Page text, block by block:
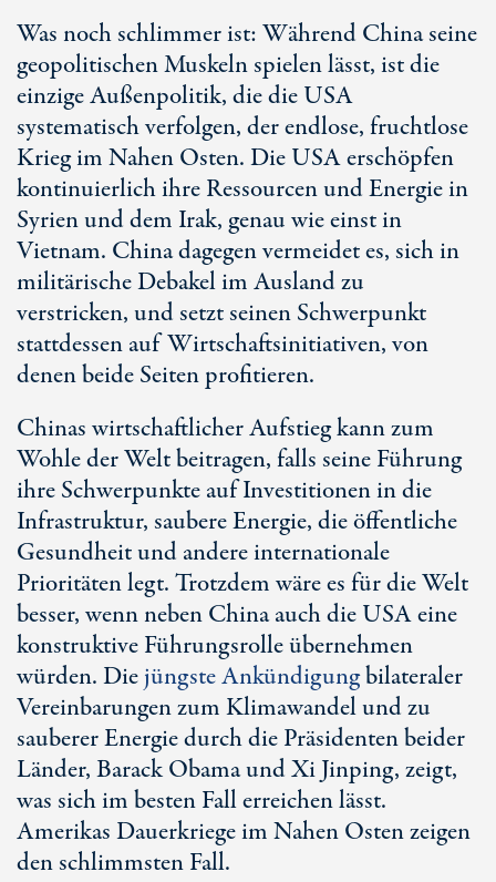
Was noch schlimmer ist: Während China seine
geopolitischen Muskeln spielen lässt, ist die
einzige Außenpolitik, die die USA
systematisch verfolgen, der endlose, fruchtlose
Krieg im Nahen Osten. Die USA erschöpfen
kontinuierlich ihre Ressourcen und Energie in
Syrien und dem Irak, genau wie einst in
Vietnam. China dagegen vermeidet es, sich in
militärische Debakel im Ausland zu
verstricken, und setzt seinen Schwerpunkt
stattdessen auf Wirtschaftsinitiativen, von
denen beide Seiten profitieren.
Chinas wirtschaftlicher Aufstieg kann zum
Wohle der Welt beitragen, falls seine Führung
ihre Schwerpunkte auf Investitionen in die
Infrastruktur, saubere Energie, die öffentliche
Gesundheit und andere internationale
Prioritäten legt. Trotzdem wäre es für die Welt
besser, wenn neben China auch die USA eine
konstruktive Führungsrolle übernehmen
würden. Diejüngste Ankündigungbilateraler
Vereinbarungen zum Klimawandel und zu
sauberer Energie durch die Präsidenten beider
Länder, Barack Obama und Xi Jinping, zeigt,
was sich im besten Fall erreichen lässt.
Amerikas Dauerkriege im Nahen Osten zeigen
den schlimmsten Fall.